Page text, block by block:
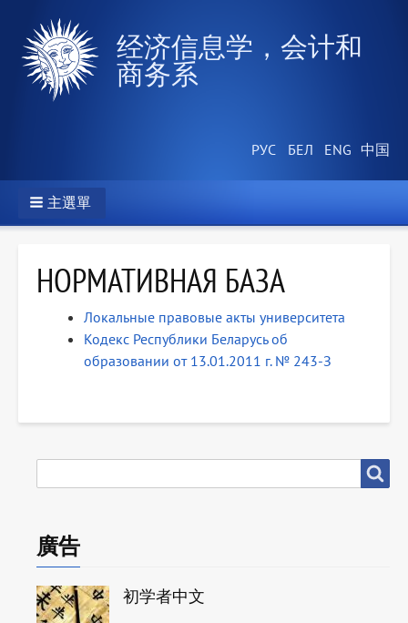
经济信息学，会计和
商务系
主選單
НОРМАТИВНАЯ БАЗА
Локальные правовые акты университета
Кодекс Республики Беларусь об
образовании от 13.01.2011 г. № 243-З
尋
廣告
初学者中文